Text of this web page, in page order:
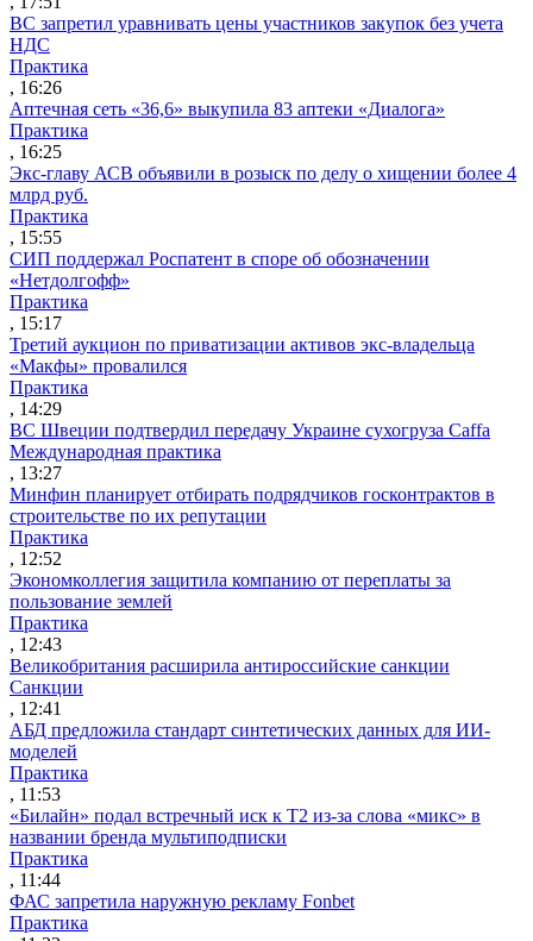
ВС запретил уравнивать цены участников закупок без учета
НДС
Практика
, 16:26
Аптечная сеть «36,6» выкупила 83 аптеки «Диалога»
Практика
, 16:25
Экс-главу АСВ объявили в розыск по делу о хищении более 4
млрд руб.
Практика
, 15:55
СИП поддержал Роспатент в споре об обозначении
«Нетдолгофф»
Практика
, 15:17
Третий аукцион по приватизации активов экс-владельца
«Макфы» провалился
Практика
, 14:29
ВС Швеции подтвердил передачу Украине сухогруза Caffa
Международная практика
, 13:27
Минфин планирует отбирать подрядчиков госконтрактов в
строительстве по их репутации
Практика
, 12:52
Экономколлегия защитила компанию от переплаты за
пользование землей
Практика
, 12:43
Великобритания расширила антироссийские санкции
Санкции
, 12:41
АБД предложила стандарт синтетических данных для ИИ-
моделей
Практика
, 11:53
«Билайн» подал встречный иск к Т2 из-за слова «микс» в
названии бренда мультиподписки
Практика
, 11:44
ФАС запретила наружную рекламу Fonbet
Практика